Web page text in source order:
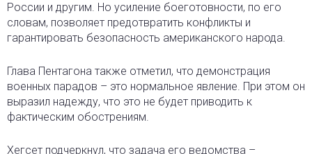
России и другим. Но усиление боеготовности, по его
словам, позволяет предотвратить конфликты и
гарантировать безопасность американского народа.
Глава Пентагона также отметил, что демонстрация
военных парадов – это нормальное явление. При этом он
выразил надежду, что это не будет приводить к
фактическим обострениям.
Хегсет подчеркнул, что задача его ведомства –